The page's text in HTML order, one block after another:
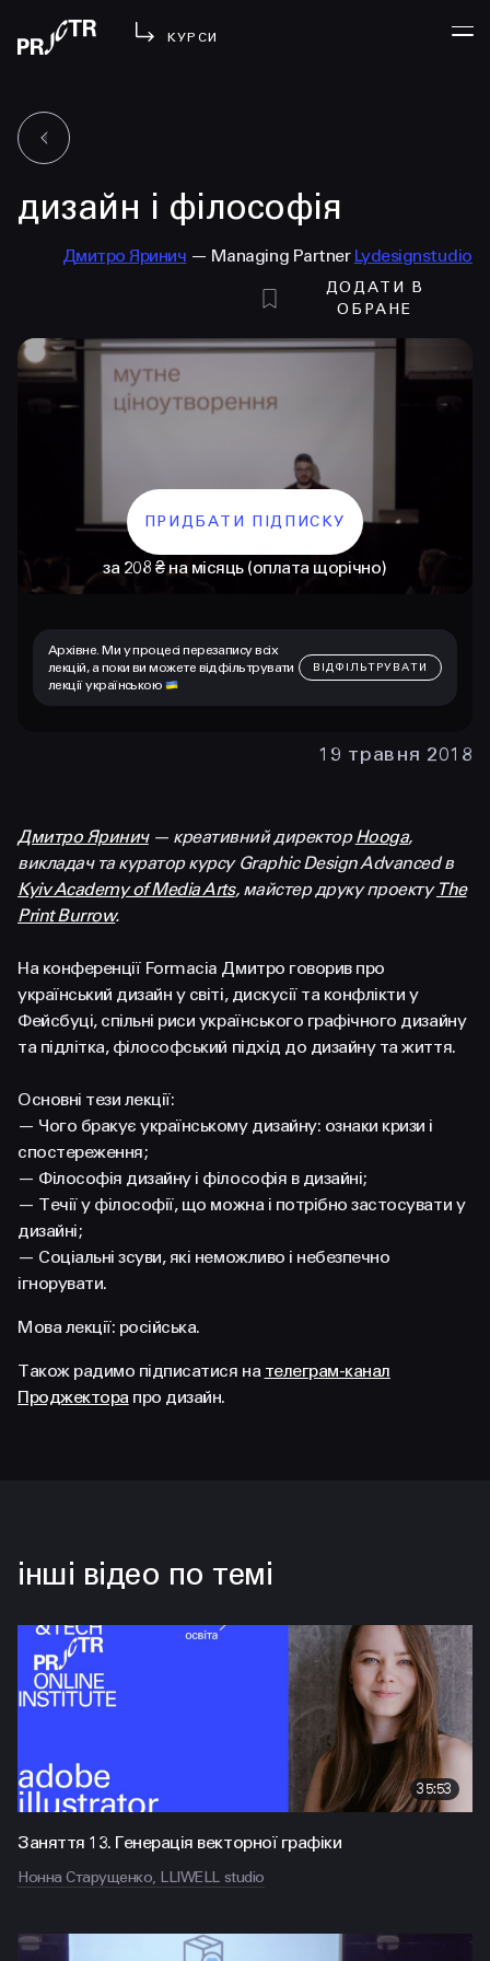
КУРСИ
МЕНЮ
у проджі
бібліотека
lezo
блог
вийти
+38 099 236 68 38
hello@prjctr.com
дизайн і філософія
Дмитро Яринич — Managing Partner Lydesignstudio
ДОДАТИ В
ОБРАНЕ
Архівне. Ми у процесі перезапису всіх
лекцій, а поки ви можете відфільтрувати
лекції українською
ВІДФІЛЬТРУВАТИ
ПРИДБАТИ ПІДПИСКУ
за 208 ₴ на місяць (оплата щорічно)
19 травня 2018
Дмитро Яринич— креативний директорHooga,
викладач та куратор курсу Graphic Design Advanced в
Kyiv Academy of Media Arts, майстер друку проекту The
Print Burrow.
На конференції Formacia Дмитро говорив про
український дизайн у світі, дискусії та конфлікти у
Фейсбуці, спільні риси українського графічного дизайну
та підлітка, філософський підхід до дизайну та життя.
Основні тези лекції:
— Чого бракує українському дизайну: ознаки кризи і
спостереження;
— Філософія дизайну і філософія в дизайні;
— Течії у філософії, що можна і потрібно застосувати у
дизайні;
— Соціальні зсуви, які неможливо і небезпечно
ігнорувати.
Мова лекції: російська.
Також радимо підписатися на телеграм-канал
Проджектора про дизайн.
інші відео по темі
35:53
Заняття 13. Генерація векторної графіки
Нонна Старущенко, LLIWELL studio